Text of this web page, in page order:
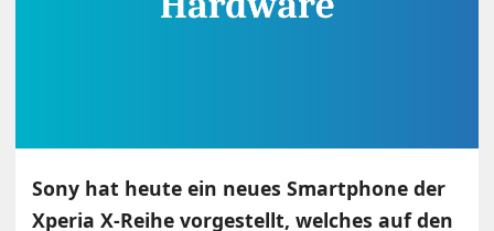
Sony hat heute ein neues Smartphone der
Xperia X-Reihe vorgestellt, welches auf den